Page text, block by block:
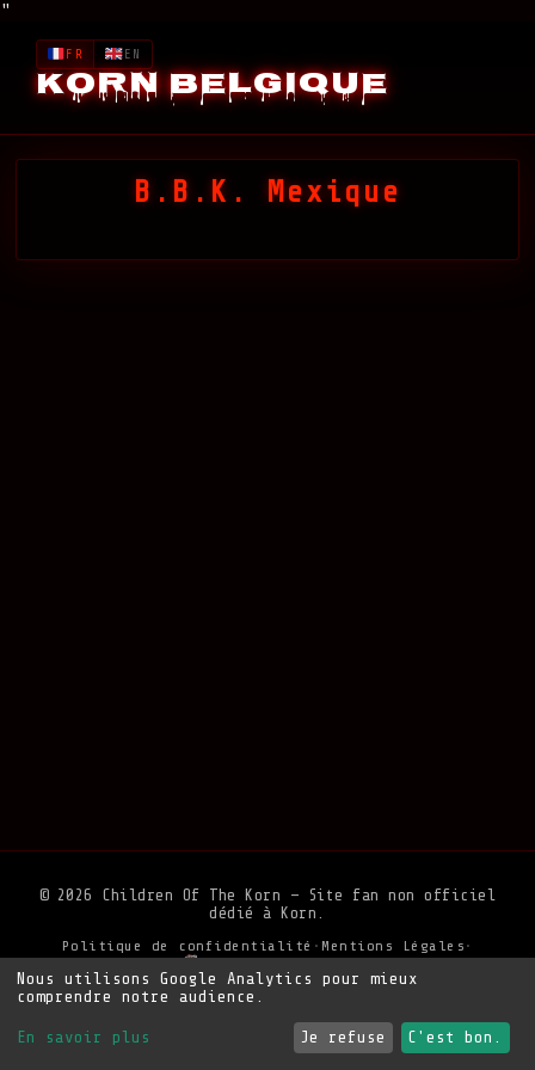
"
Korn Belgique
FR EN
B.B.K. Mexique
© 2026 Children Of The Korn — Site fan non officiel
dédié à Korn.
Politique de confidentialité • Mentions Légales •
Soutenir le site
Nous utilisons Google Analytics pour mieux
comprendre notre audience.
En savoir plus Je refuse C'est bon.